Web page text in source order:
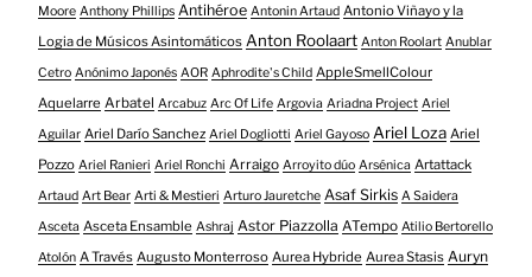
Moore Anthony Phillips Antihéroe Antonin Artaud Antonio Viñayo y la
Logia de Músicos Asintomáticos Anton Roolaart Anton Roolart Anublar
Cetro Anónimo Japonés AOR Aphrodite's Child AppleSmellColour
Aquelarre Arbatel Arcabuz Arc Of Life Argovia Ariadna Project Ariel
Aguilar Ariel Darío Sanchez Ariel Dogliotti Ariel Gayoso Ariel Loza Ariel
Pozzo Ariel Ranieri Ariel Ronchi Arraigo Arroyito dúo Arsénica Artattack
Artaud Art Bear Arti & Mestieri Arturo Jauretche Asaf Sirkis A Saidera
Asceta Asceta Ensamble Ashraj Astor Piazzolla ATempo Atilio Bertorello
Atolón A Través Augusto Monterroso Aurea Hybride Aurea Stasis Auryn